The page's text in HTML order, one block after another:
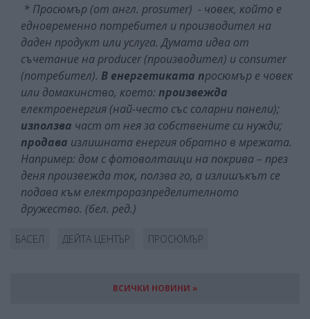
* Просюмър (от англ. prosumer) - човек, който е
едновременно потребител и производител на
даден продукт или услуга. Думата идва от
съчетание на producer (производител) и consumer
(потребител). В енергетиката просюмър е човек
или домакинство, което: произвежда
електроенергия (най-често със соларни панели);
използва част от нея за собствените си нужди;
продава излишната енергия обратно в мрежата.
Например: дом с фотоволтаици на покрива – през
деня произвежда ток, ползва го, а излишъкът се
подава към електроразпределителното
дружество. (бел. ред.)
БАСЕЛ ДЕЙТА ЦЕНТЪР ПРОСЮМЪР
ВСИЧКИ НОВИНИ »